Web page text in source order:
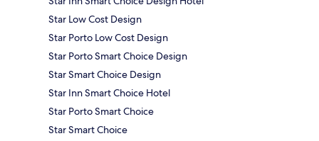
Star Low Cost Design
Star Porto Low Cost Design
Star Porto Smart Choice Design
Star Smart Choice Design
Star Inn Smart Choice Hotel
Star Porto Smart Choice
Star Smart Choice